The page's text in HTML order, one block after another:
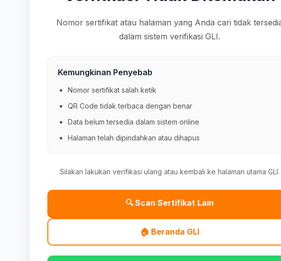
Nomor sertifikat atau halaman yang Anda cari tidak
dalam sistem verifikasi GLI.
Kemungkinan Penyebab
Nomor sertifikat salah ketik
QR Code tidak terbaca dengan benar
Data belum tersedia dalam sistem online
Halaman telah dipindahkan atau dihapus
Silakan lakukan verifikasi ulang atau kembali ke halaman utama GLI.
🔍 Scan Sertifikat Lain
🏠 Beranda GLI